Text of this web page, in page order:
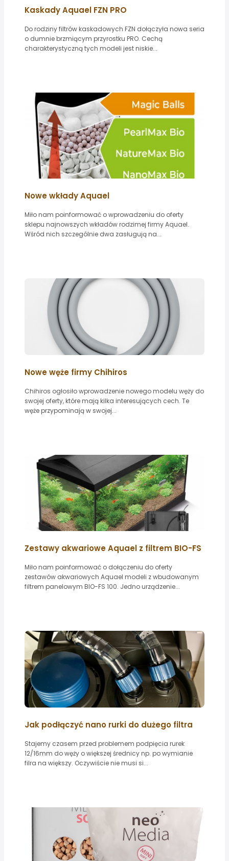
Kaskady Aquael FZN PRO
Do rodziny filtrów kaskadowych FZN dołączyła nowa seria
o dumnie brzmiącym przyrostku PRO. Cechą
charakterystyczną tych modeli jest niskie...
Nowe wkłady Aquael
Miło nam poinformować o wprowadzeniu do oferty
sklepu najnowszych wkładów rodzimej firmy Aquael.
Wśród nich szczególnie dwa zasługują na...
Nowe węże firmy Chihiros
Chihiros ogłosiło wprowadzenie nowego modelu węży do
swojej oferty, które mają kilka interesujących cech. Te
węże przypominają w swojej...
Zestawy akwariowe Aquael z filtrem BIO-FS
Miło nam poinformować o dołączeniu do oferty
zestawów akwariowych Aquael modeli z wbudowanym
filtrem panelowym BIO-FS 100. Jedno urządzenie...
Jak podłączyć nano rurki do dużego filtra
Stajemy czasem przed problemem podpięcia rurek
12/16mm do węży o większej średnicy np. po wymianie
filra na większy. Oczywiście nie musi si...